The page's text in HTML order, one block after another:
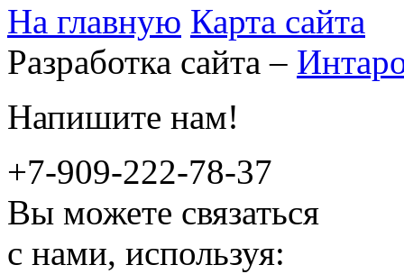
На главную Карта сайта
Разработка сайта –
Напишите нам!
+7-909-222-78-37
Вы можете связаться
с нами, используя: